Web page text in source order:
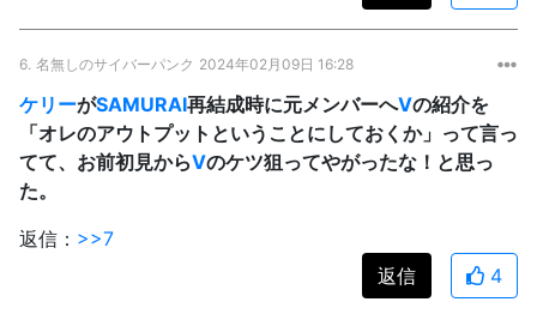
6. 名無しのサイバーパンク 2024年02月09日 16:28
ケリーがSAMURAI再結成時に元メンバーへVの紹介を
「オレのアウトプットということにしておくか」って言っ
てて、お前初見からVのケツ狙ってやがったな！と思っ
た。
返信： >>7
返信
4